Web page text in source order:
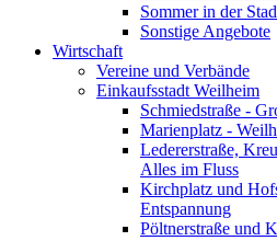
Sommer in der
Sonstige Angebote
Wirtschaft
Vereine und Verbände
Einkaufsstadt Weilheim
Schmiedstraße -
Marienplatz -
Ledererstraße,
Alles im Fluss
Kirchplatz und
Entspannung
Pöltnerstraße und